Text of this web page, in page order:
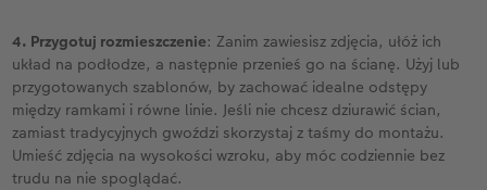
4. Przygotuj rozmieszczenie: Zanim zawiesisz zdjęcia, ułóż ich
układ na podłodze, a następnie przenieś go na ścianę. Użyj lub
przygotowanych szablonów, by zachować idealne odstępy
między ramkami i równe linie. Jeśli nie chcesz dziurawić ścian,
zamiast tradycyjnych gwoździ skorzystaj z taśmy do montażu.
Umieść zdjęcia na wysokości wzroku, aby móc codziennie bez
trudu na nie spoglądać.